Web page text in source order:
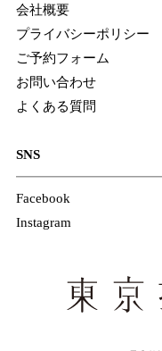
会社概要
プライバシーポリシー
ご予約フォーム
お問い合わせ
よくある質問
SNS
Facebook
Instagram